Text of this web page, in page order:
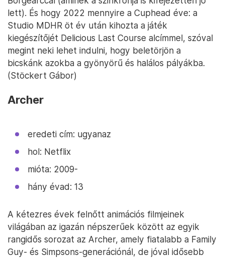
lett). És hogy 2022 mennyire a Cuphead éve: a
Studio MDHR öt év után kihozta a játék
kiegészítőjét Delicious Last Course alcímmel, szóval
megint neki lehet indulni, hogy beletörjön a
bicskánk azokba a gyönyörű és halálos pályákba.
(Stöckert Gábor)
Archer
eredeti cím: ugyanaz
hol: Netflix
mióta: 2009-
hány évad: 13
A kétezres évek felnőtt animációs filmjeinek
világában az igazán népszerűek között az egyik
rangidős sorozat az Archer, amely fiatalabb a Family
Guy- és Simpsons-generációnál, de jóval idősebb